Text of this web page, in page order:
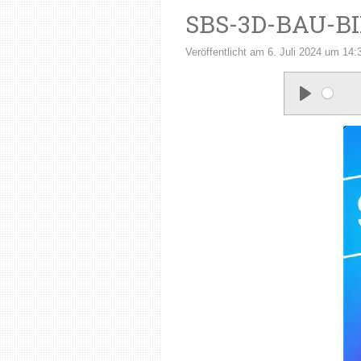
SBS-3D-BAU-
Veröffentlicht am 6. Juli 2024 um